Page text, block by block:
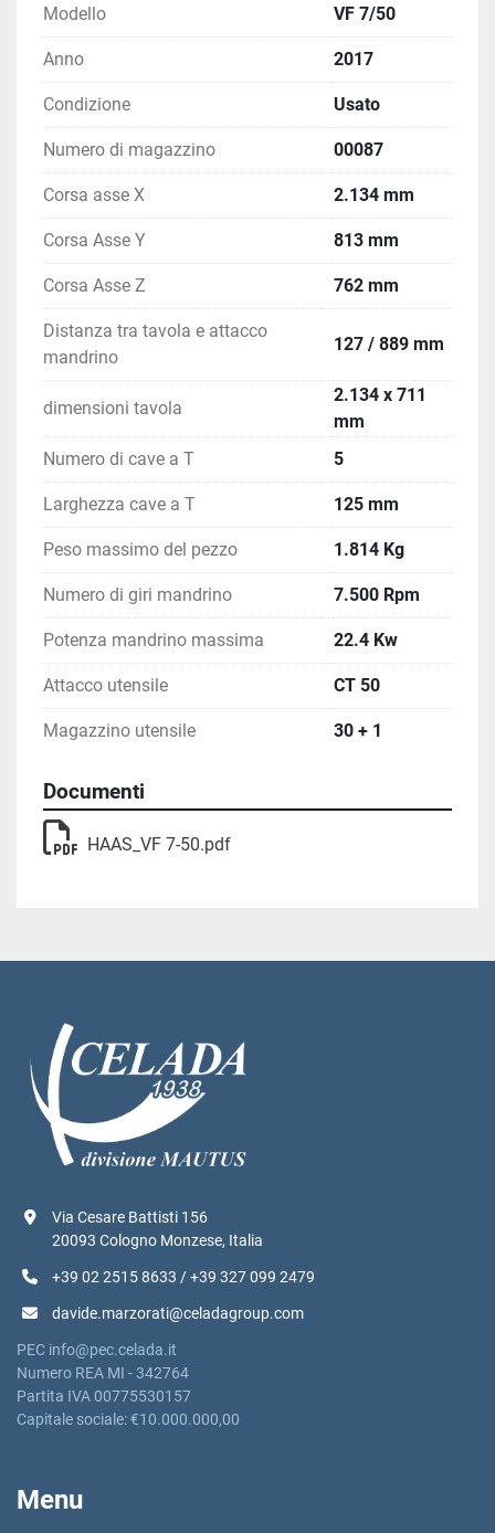
5.136 x 2.816 x 3.285 mm e ha un peso totale di
12.021 kg, il che richiede considerazioni specifiche
per l'installazione. Con un sistema di rapidi sugli
assi X-Y-Z di 15,2 m/min, la macchina assicura
rapide transizioni durante le operazioni di fresatura,
adatte a elevati volumi di produzione.
Modello VF 7/50
Anno 2017
Condizione Usato
Numero di magazzino 00087
Corsa asse X 2.134 mm
Corsa Asse Y 813 mm
Corsa Asse Z 762 mm
Distanza tra tavola e attacco
mandrino
127 / 889 mm
dimensioni tavola
2.134 x 711
mm
Numero di cave a T
5
Larghezza cave a T 125 mm
Peso massimo del pezzo 1.814 Kg
Numero di giri mandrino 7.500 Rpm
Potenza mandrino massima 22.4 Kw
Attacco utensile CT 50
Magazzino utensile 30 + 1
Documenti
HAAS_VF 7-50.pdf
Via Cesare Battisti 156
20093 Cologno Monzese, Italia
+39 02 2515 8633 / +39 327 099 2479
davide.marzorati@celadagroup.com
PEC info@pec.celada.it
Numero REA MI - 342764
Partita IVA 00775530157
Capitale sociale: €10.000.000,00
Menu